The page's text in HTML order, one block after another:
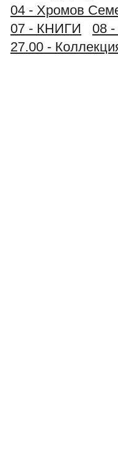
04 - Хромов
07 - КНИГИ
08
27.00 -